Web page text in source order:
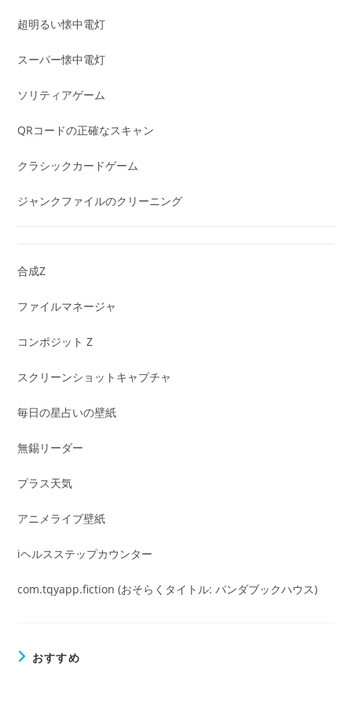
超明るい懐中電灯
スーパー懐中電灯
ソリティアゲーム
QRコードの正確なスキャン
クラシックカードゲーム
ジャンクファイルのクリーニング
合成Z
ファイルマネージャ
コンポジット Z
スクリーンショットキャプチャ
毎日の星占いの壁紙
無錫リーダー
プラス天気
アニメライブ壁紙
iヘルスステップカウンター
com.tqyapp.fiction (おそらくタイトル: パンダブックハウス)
おすすめ